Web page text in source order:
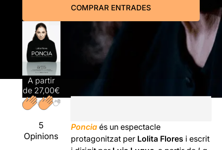
COMPRAR ENTRADES
A partir
de 27,00€
5
Opinions
Ponciaés un espectacle
protagonitzat per Lolita Flores i escrit